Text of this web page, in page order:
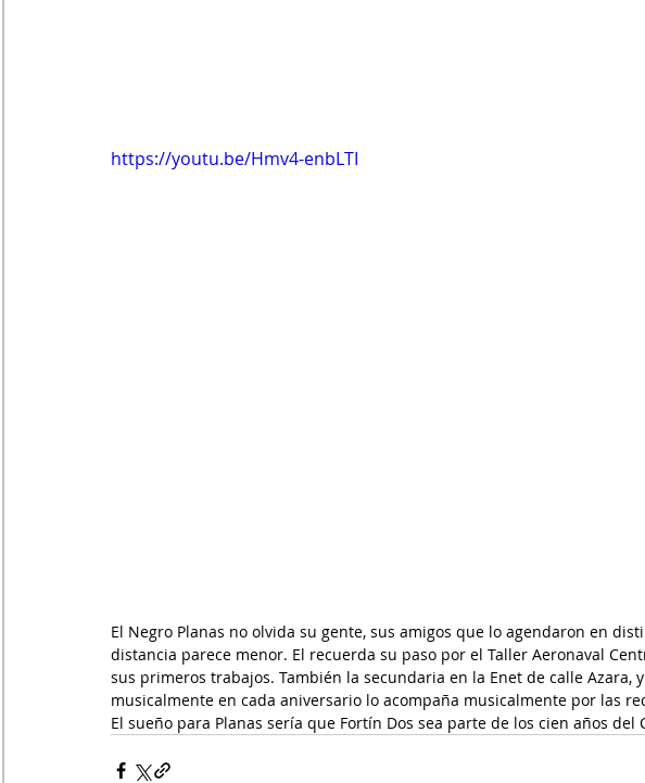
https://youtu.be/Hmv4-enbLTI
El Negro Planas no olvida su gente, sus amigos que lo agendaron en
distancia parece menor. El recuerda su paso por el Taller Aeronaval
sus primeros trabajos. También la secundaria en la Enet de calle Azara,
musicalmente en cada aniversario lo acompaña musicalmente por las
El sueño para Planas sería que Fortín Dos sea parte de los cien años del